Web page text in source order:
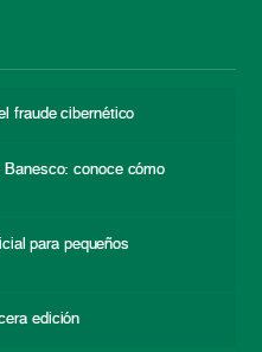
fraude cibernético
Banesco: conoce cómo
para pequeños
edición